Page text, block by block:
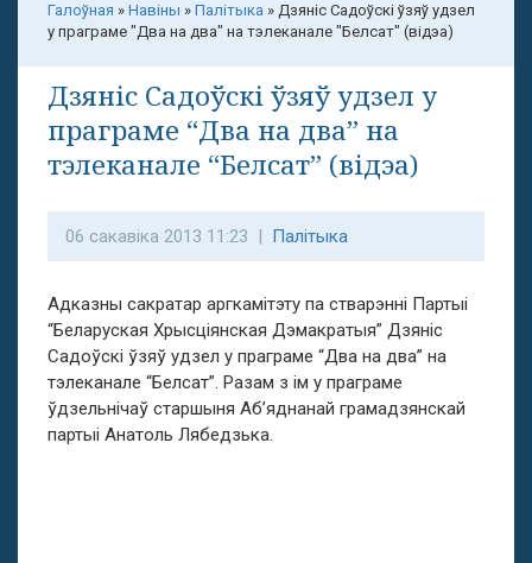
Галоўная » Навіны » Палітыка » Дзяніс Садоўскі ўзяў удзел
у праграме "Два на два" на тэлеканале "Белсат" (відэа)
Дзяніс Садоўскі ўзяў удзел у
праграме “Два на два” на
тэлеканале “Белсат” (відэа)
06 сакавіка 2013 11:23 | Палітыка
Адказны сакратар аргкамітэту па стварэнні Партыі
“Беларуская Хрысціянская Дэмакратыя” Дзяніс
Садоўскі ўзяў удзел у праграме “Два на два” на
тэлеканале “Белсат”. Разам з ім у праграме
ўдзельнічаў старшыня Аб’яднанай грамадзянскай
партыі Анатоль Лябедзька.